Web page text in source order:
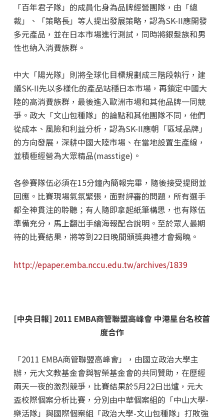
「百年君子隊」的成員化身為品牌經營團隊，由「總
裁」、「策略長」等人提出發展策略，認為SK-II應開發
多元產品，並在日本市場進行測試，同時將銀髮族和男
性也納入消費族群。
中大「陽光隊」則將全球化目標規劃成三階段執行，建
議SK-II先以多樣化的產品站穩日本市場，再鎖定中國大
陸的高消費族群，最後進入歐洲市場和其他品牌一同競
爭。政大「文山包種隊」的論點和其他團隊不同，他們
從成本、風險和利益分析，認為SK-II應朝「區域品牌」
的方向發展，深耕中國大陸市場、在當地設置生產線，
並積極經營為大眾精品(masstige)。
各參賽隊伍必須在15分鐘內簡報完畢，隨後接受提問並
回應。比賽現場氣氛緊張，面對評審的問題，所有選手
都全神貫注的聆聽；有人隨即拿起紙筆構思，也有隊伍
準備充分，馬上翻出手繪海報配合說明。至於眾人最期
待的比賽結果，將等到22日晚間頒獎典禮才會揭曉。
http://epaper.emba.nccu.edu.tw/archives/1839
[中央日報] 2011 EMBA商管聯盟高峰會 中港星台名校首
度合作
「2011 EMBA商管聯盟高峰會」，由國立政治大學主
辦，元大文教基金會與智榮基金會的共同贊助，在歷經
兩天一夜的激烈競爭，比賽結果於5月22日出爐，元大
盃校際個案分析比賽，分別由中華個案組的「中山大學-
樂活隊」與國際個案組「政治大學-文山包種隊」打敗強